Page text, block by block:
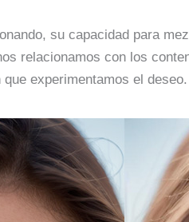
su capacidad para
relacionamos con los
experimentamos el deseo.